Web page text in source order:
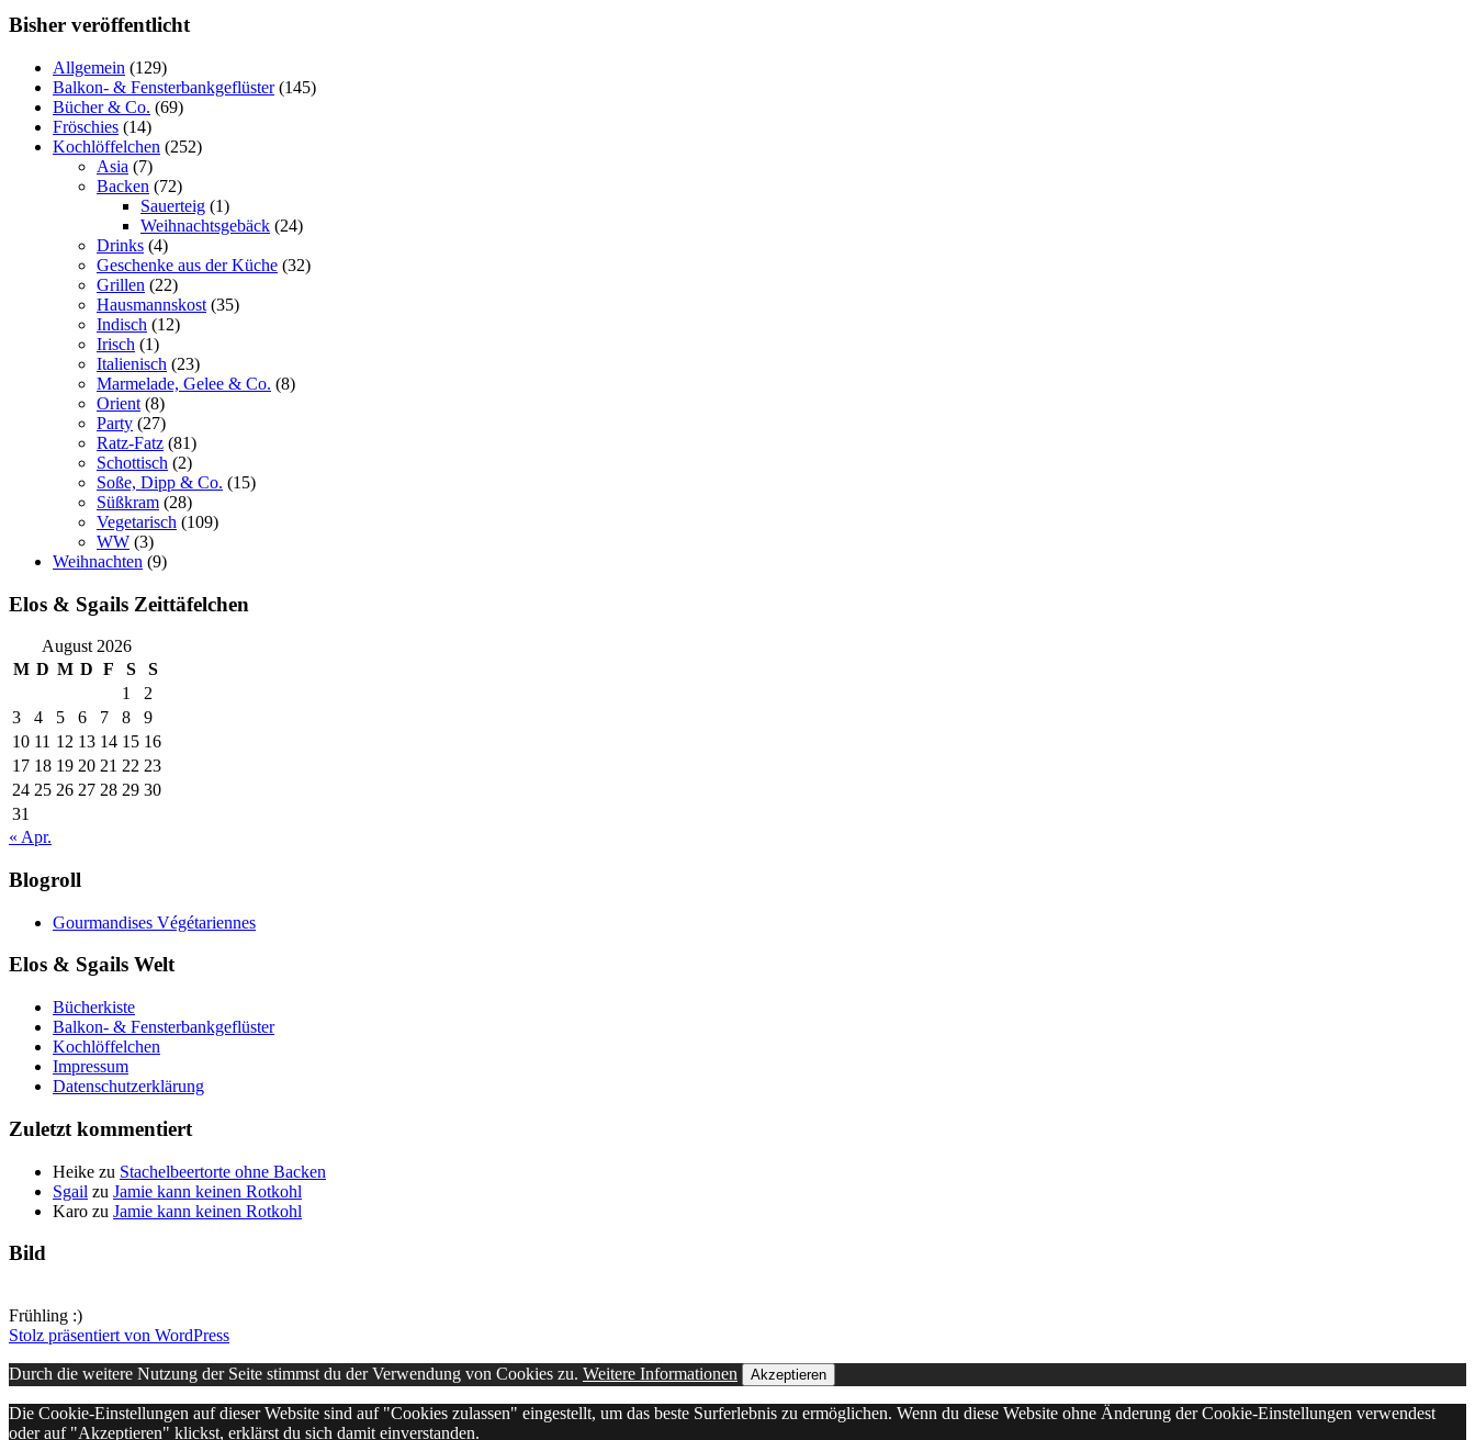
Bisher veröffentlicht
Allgemein (129)
Balkon- & Fensterbankgeflüster(145)
Bücher & Co. (69)
Fröschies (14)
Kochlöffelchen (252)
Asia (7)
Backen (72)
Sauerteig (1)
Weihnachtsgebäck (24)
Drinks (4)
Geschenke aus der Küche (32)
Grillen (22)
Hausmannskost (35)
Indisch (12)
Irisch (1)
Italienisch (23)
Marmelade, Gelee & Co. (8)
Orient (8)
Party (27)
Ratz-Fatz (81)
Schottisch (2)
Soße, Dipp & Co. (15)
Süßkram (28)
Vegetarisch (109)
WW (3)
Weihnachten (9)
Elos & Sgails Zeittäfelchen
August 2026
M D M D F S
S
1
2
3
4 5 6 7 8
9
10 11 12 13 14 15 16
17 18 19 20 21 22 23
24 25 26 27 28 29 30
31
« Apr.
Blogroll
Gourmandises Végétariennes
Elos & Sgails Welt
Bücherkiste
Balkon- & Fensterbankgeflüster
Kochlöffelchen
Impressum
Datenschutzerklärung
Zuletzt kommentiert
Heike zu Stachelbeertorte ohne Backen
Sgail zu Jamie kann keinen Rotkohl
Karo zu Jamie kann keinen Rotkohl
Bild
Frühling :)
Stolz präsentiert von WordPress
Durch die weitere Nutzung der Seite stimmst du der Verwendung von Cookies zu. Weitere Informationen Akzeptieren
Die Cookie-Einstellungen auf dieser Website sind auf "Cookies zulassen" eingestellt, um das beste Surferlebnis zu ermöglichen. Wenn du diese Website ohne Änderung der Cookie-Einstellungen verwendest
oder auf "Akzeptieren" klickst, erklärst du sich damit einverstanden.